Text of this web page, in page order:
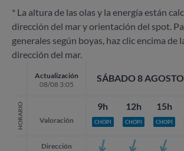
* La altura de las olas y la energía están
dirección del mar y orientación del spot.
generales según boyas, haz clic encima de
dirección del mar.
Actualización
08/08 3:05
HORARIO Valoración
Dirección
SÁBADO 8 AGOSTO
9h
CHOPI
12h
CHOPI
15h
CHOPI